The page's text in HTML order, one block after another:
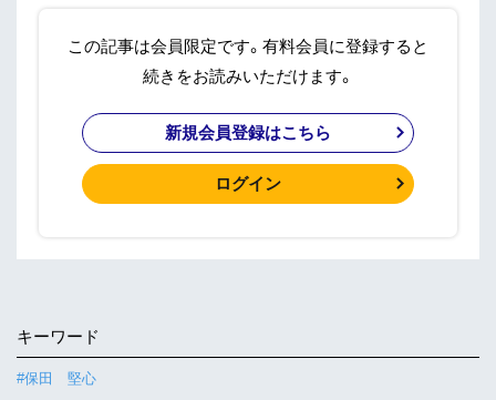
この記事は会員限定です。有料会員に登録すると
続きをお読みいただけます。
新規会員登録はこちら
ログイン
キーワード
#保田 堅心